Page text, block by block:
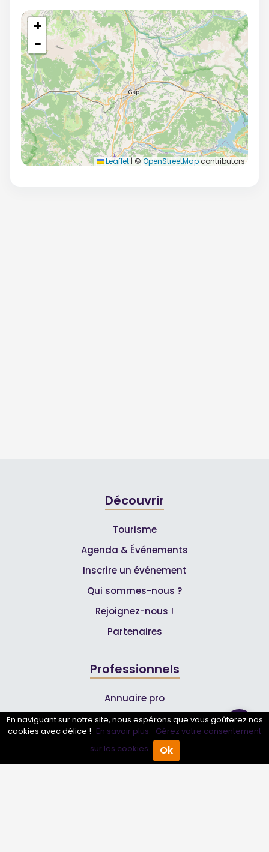
Annuaire Pro Agenda
+
−
Leaflet | © OpenStreetMapcontributors
Découvrir
Tourisme
Agenda & Événements
Inscrire un événement
Qui sommes-nous ?
Rejoignez-nous !
Partenaires
Professionnels
Annuaire pro
Inscrire mon entreprise
Les Abonnements Pros
En naviguant sur notre site, nous espérons que vous goûterez nos
cookies avec délice ! En savoir plus. Gérez votre consentement
sur les cookies.
Ok